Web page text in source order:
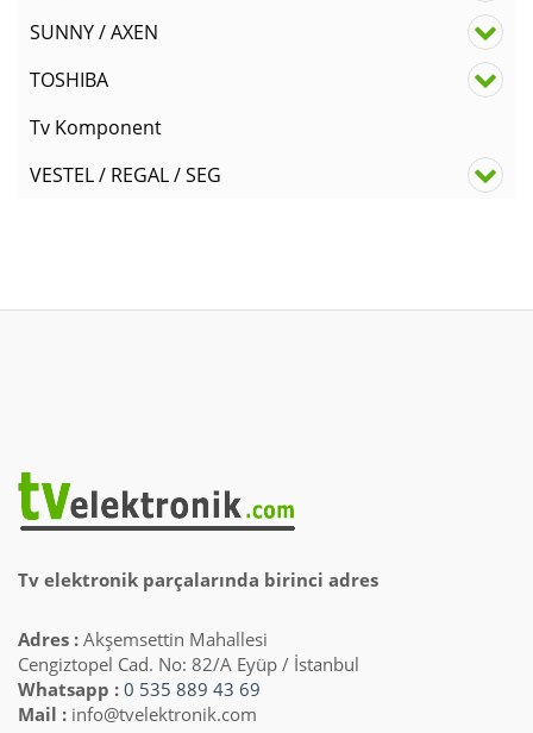
SUNNY / AXEN
TOSHIBA
Tv Komponent
VESTEL / REGAL / SEG
Tv elektronik parçalarında birinci adres
Adres : Akşemsettin Mahallesi
Cengiztopel Cad. No: 82/A Eyüp / İstanbul
Whatsapp : 0 535 889 43 69
Mail : info@tvelektronik.com